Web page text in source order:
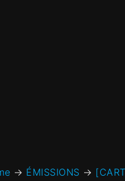
→ ÉMISSIONS →